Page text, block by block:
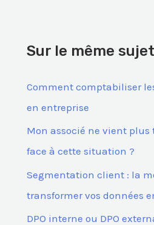
Sur le même sujet
Comment comptabiliser
en entreprise
Mon associé ne vient
face à cette situation ?
Segmentation client : la
transformer vos données
DPO interne ou DPO